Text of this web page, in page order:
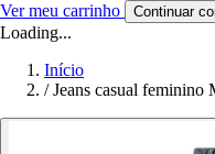
Ver meu carrinho Continuar
Loading...
Início
/ Jeans casual feminino